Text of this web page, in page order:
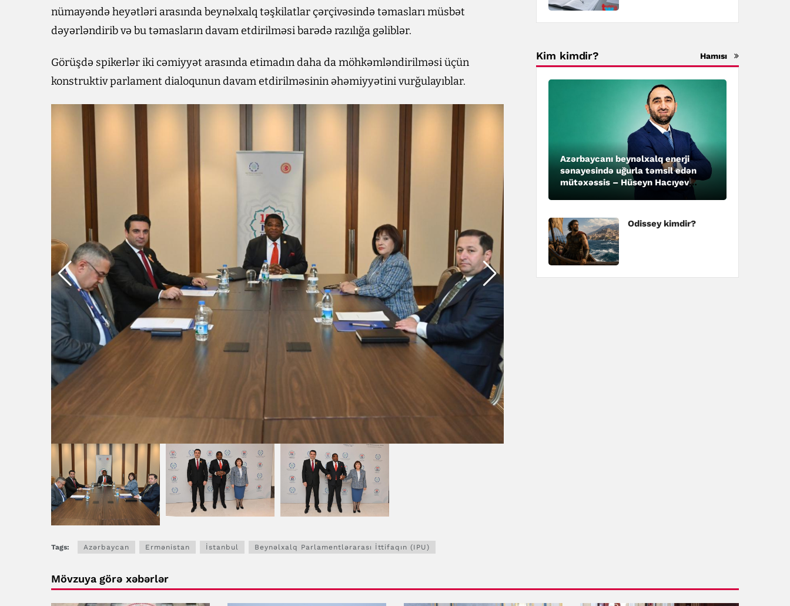
nümayəndə heyətləri arasında beynəlxalq təşkilatlar çərçivəsində təmasları müsbət
dəyərləndirib və bu təmasların davam etdirilməsi barədə razılığa gəliblər.
Görüşdə spikerlər iki cəmiyyət arasında etimadın daha da möhkəmləndirilməsi üçün
konstruktiv parlament dialoqunun davam etdirilməsinin əhəmiyyətini vurğulayıblar.
Tags: Azərbaycan Ermənistan İstanbul Beynəlxalq Parlamentlərarası İttifaqın (IPU)
Kim kimdir? Hamısı
Azərbaycanı beynəlxalq enerji
sənayesində uğurla təmsil edən
mütəxəssis – Hüseyn Hacıyev
Odissey kimdir?
Mövzuya görə xəbərlər